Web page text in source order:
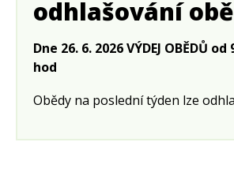
odhlašování
Dne 26. 6. 2026 VÝDEJ OBĚDŮ od
hod
Obědy na poslední týden lze